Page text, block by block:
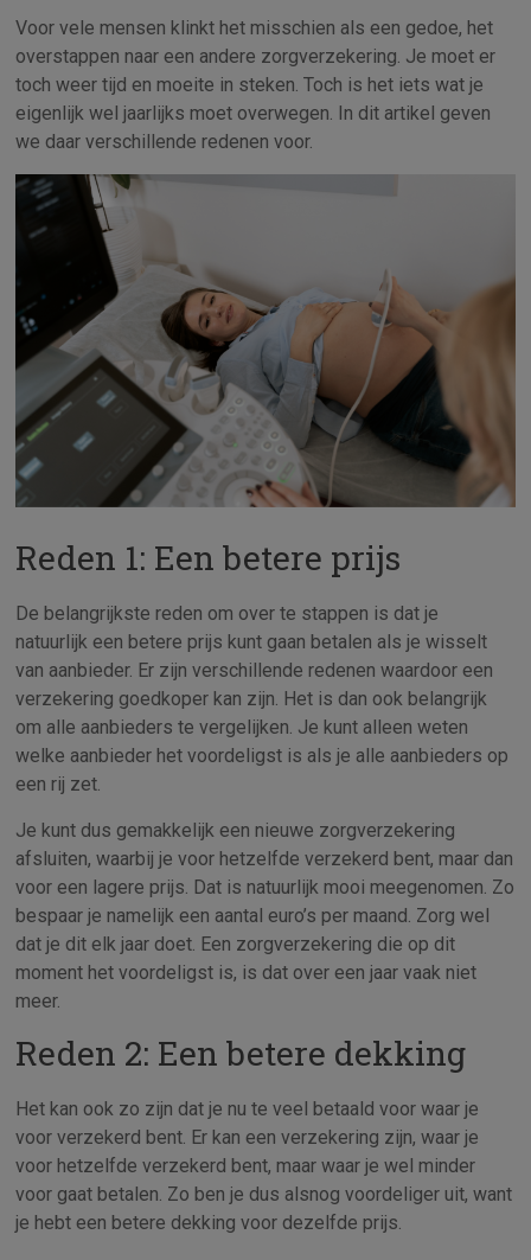
Voor vele mensen klinkt het misschien als een gedoe, het
overstappen naar een andere zorgverzekering. Je moet er
toch weer tijd en moeite in steken. Toch is het iets wat je
eigenlijk wel jaarlijks moet overwegen. In dit artikel geven
we daar verschillende redenen voor.
Reden 1: Een betere prijs
De belangrijkste reden om over te stappen is dat je
natuurlijk een betere prijs kunt gaan betalen als je wisselt
van aanbieder. Er zijn verschillende redenen waardoor een
verzekering goedkoper kan zijn. Het is dan ook belangrijk
om alle aanbieders te vergelijken. Je kunt alleen weten
welke aanbieder het voordeligst is als je alle aanbieders op
een rij zet.
Je kunt dus gemakkelijk een nieuwe zorgverzekering
afsluiten, waarbij je voor hetzelfde verzekerd bent, maar dan
voor een lagere prijs. Dat is natuurlijk mooi meegenomen. Zo
bespaar je namelijk een aantal euro’s per maand. Zorg wel
dat je dit elk jaar doet. Een zorgverzekering die op dit
moment het voordeligst is, is dat over een jaar vaak niet
meer.
Reden 2: Een betere dekking
Het kan ook zo zijn dat je nu te veel betaald voor waar je
voor verzekerd bent. Er kan een verzekering zijn, waar je
voor hetzelfde verzekerd bent, maar waar je wel minder
voor gaat betalen. Zo ben je dus alsnog voordeliger uit, want
je hebt een betere dekking voor dezelfde prijs.